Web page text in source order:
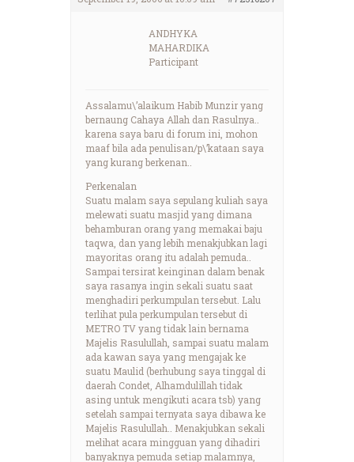
ANDHYKA
MAHARDIKA
Participant
Assalamu\’alaikum Habib Munzir yang
bernaung Cahaya Allah dan Rasulnya..
karena saya baru di forum ini, mohon
maaf bila ada penulisan/p\’kataan saya
yang kurang berkenan..
Perkenalan
Suatu malam saya sepulang kuliah saya
melewati suatu masjid yang dimana
behamburan orang yang memakai baju
taqwa, dan yang lebih menakjubkan lagi
mayoritas orang itu adalah pemuda..
Sampai tersirat keinginan dalam benak
saya rasanya ingin sekali suatu saat
menghadiri perkumpulan tersebut. Lalu
terlihat pula perkumpulan tersebut di
METRO TV yang tidak lain bernama
Majelis Rasulullah, sampai suatu malam
ada kawan saya yang mengajak ke
suatu Maulid (berhubung saya tinggal di
daerah Condet, Alhamdulillah tidak
asing untuk mengikuti acara tsb) yang
setelah sampai ternyata saya dibawa ke
Majelis Rasulullah.. Menakjubkan sekali
melihat acara mingguan yang dihadiri
banyaknya pemuda setiap malamnya,